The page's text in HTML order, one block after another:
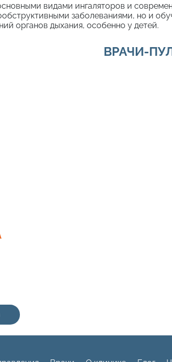
видами ингаляторов и
заболеваниями, но и
органов дыхания, особенно у детей.
ВРАЧИ-